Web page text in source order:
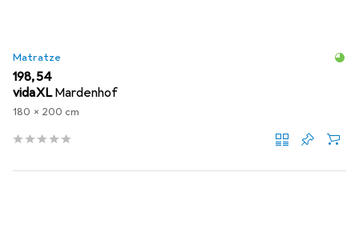
Matratze
EUR
198,54
vidaXL Mardenhof
180 x 200 cm